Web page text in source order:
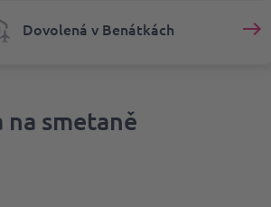
Dovolená v Benátkách
smetaně